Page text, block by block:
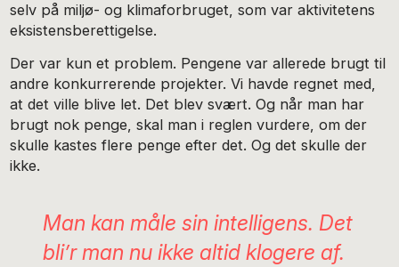
selv på miljø- og klimaforbruget, som var aktivitetens
eksistensberettigelse.
Der var kun et problem. Pengene var allerede brugt til
andre konkurrerende projekter. Vi havde regnet med,
at det ville blive let. Det blev svært. Og når man har
brugt nok penge, skal man i reglen vurdere, om der
skulle kastes flere penge efter det. Og det skulle der
ikke.
Man kan måle sin intelligens. Det
bli’r man nu ikke altid klogere af.